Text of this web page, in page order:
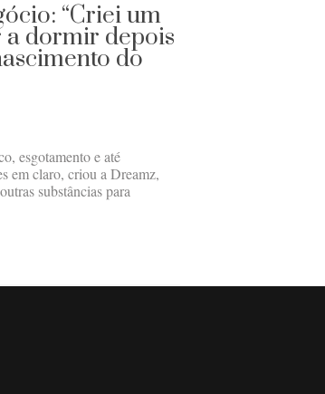
“Criei um
dormir depois
do
esgotamento e até
em claro, criou a Dreamz,
substâncias para